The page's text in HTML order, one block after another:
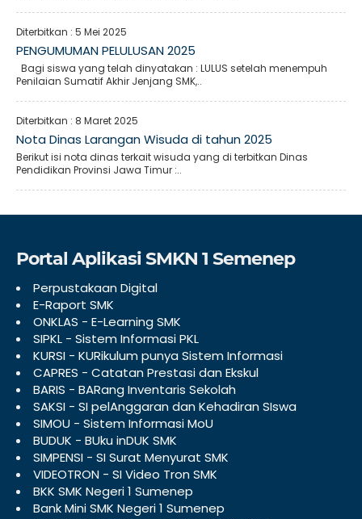
Diterbitkan : 5 Mei 2025
PENGUMUMAN PELULUSAN 2025
Bagi siswa yang telah dinyatakan : LULUS setelah menempuh
Penilaian Sumatif Akhir Jenjang SMK,..
Diterbitkan : 8 Maret 2025
Nota Dinas Larangan Wisuda di tahun 2025
Berikut isi nota dinas terkait wisuda yang di terbitkan Dinas
Pendidikan Provinsi Jawa Timur :..
Portal Aplikasi SMKN 1 Semenep
Perpustakaan Digital
E-Raport SMK
ONKLAS - E-Learning SMK
SIPKL - Sistem Informasi PKL
KURSI - KURikulum punya Sistem Informasi
CAPRES - Catatan Prestasi dan Ekskul
BARIS - BARang Inventaris Sekolah
SAKSI - SI pelAnggaran dan Kehadiran SIswa
SIMOU - Sistem Informasi MoU
BUDUK - BUku inDUK SMK
SIMPENSI - SI Surat Menyurat SMK
VIDEOTRON - SI Video Tron SMK
BKK SMK Negeri 1 Sumenep
Bank Mini SMK Negeri 1 Sumenep